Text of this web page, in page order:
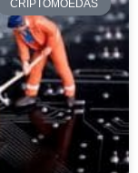
CRIPTOMOEDAS